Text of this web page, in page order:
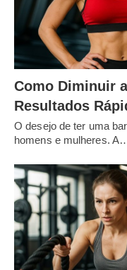
Como Diminuir
Resultados
O desejo de ter uma
homens e mulheres.